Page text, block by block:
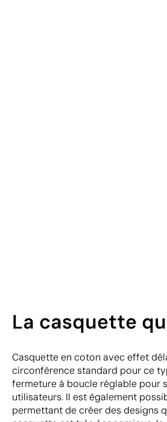
La casquette
Casquette en coton avec effet
circonférence standard pour ce
fermeture à boucle réglable pour
utilisateurs. Il est également
permettant de créer des designs